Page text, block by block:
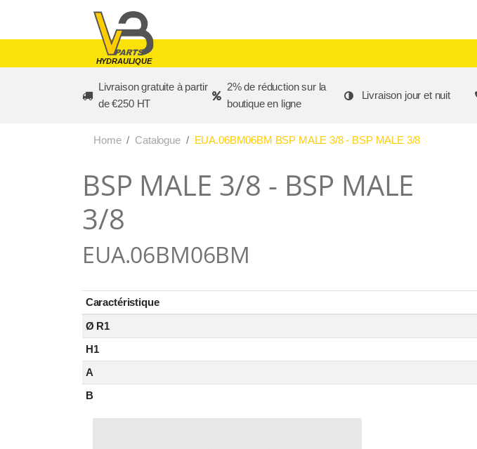
HYDRAULIQUE
Livraison gratuite à partir
de €250 HT
2% de réduction sur la
boutique en ligne
Livraison jour et nuit
Home Catalogue EUA.06BM06BM BSP MALE 3/8 - BSP MALE 3/8
BSP MALE 3/8 - BSP MALE
3/8
EUA.06BM06BM
Caractéristique
Ø R1
H1
A
B